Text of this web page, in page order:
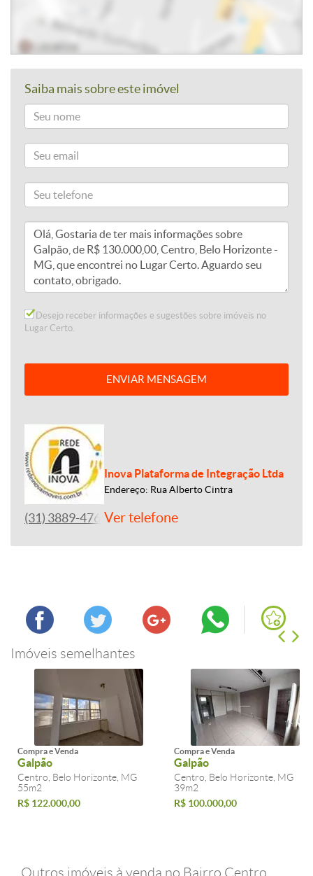
Saiba mais sobre este imóvel
Desejo receber informações e sugestões sobre imóveis no
Lugar Certo.
ENVIAR MENSAGEM
Inova Plataforma de Integração Ltda
Endereço: Rua Alberto Cintra
(31) 3889-4765Ver telefone
Imóveis semelhantes
Compra e Venda
Galpão
Centro, Belo Horizonte, MG
55m2
R$ 122.000,00
Compra e Venda
Galpão
Centro, Belo Horizonte, MG
39m2
R$ 100.000,00
Outros imóveis à venda no Bairro Centro